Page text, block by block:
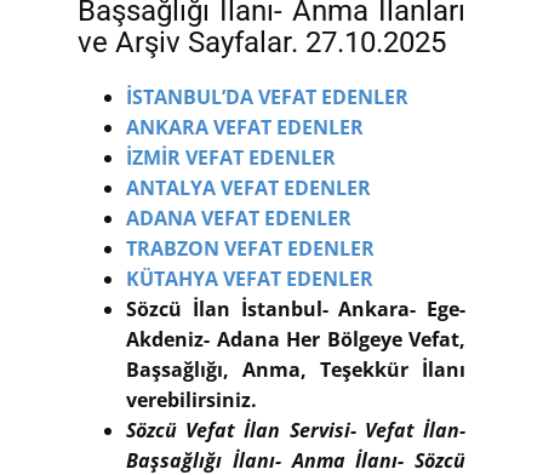
Başsağlığı İlanı- Anma İlanları
ve Arşiv Sayfalar. 27.10.2025
İSTANBUL’DA VEFAT EDENLER
ANKARA VEFAT EDENLER
İZMİR VEFAT EDENLER
ANTALYA VEFAT EDENLER
ADANA VEFAT EDENLER
TRABZON VEFAT EDENLER
KÜTAHYA VEFAT EDENLER
Sözcü İlan İstanbul- Ankara- Ege-
Akdeniz- Adana Her Bölgeye Vefat,
Başsağlığı, Anma, Teşekkür İlanı
verebilirsiniz.
Sözcü Vefat İlan Servisi- Vefat İlan-
Başsağlığı İlanı- Anma İlanı- Sözcü